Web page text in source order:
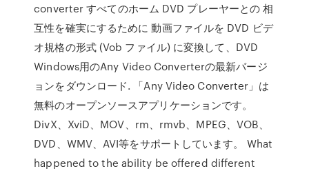
converter すべてのホーム DVD プレーヤーとの 相
互性を確実にするために 動画ファイルを DVD ビデ
オ規格の形式 (Vob ファイル) に変換して、DVD
Windows用のAny Video Converterの最新バージ
ョンをダウンロード. 「Any Video Converter」は
無料のオープンソースアプリケーションです。
DivX、XviD、MOV、rm、rmvb、MPEG、VOB、
DVD、WMV、AVI等をサポートしています。 What
happened to the ability be offered different